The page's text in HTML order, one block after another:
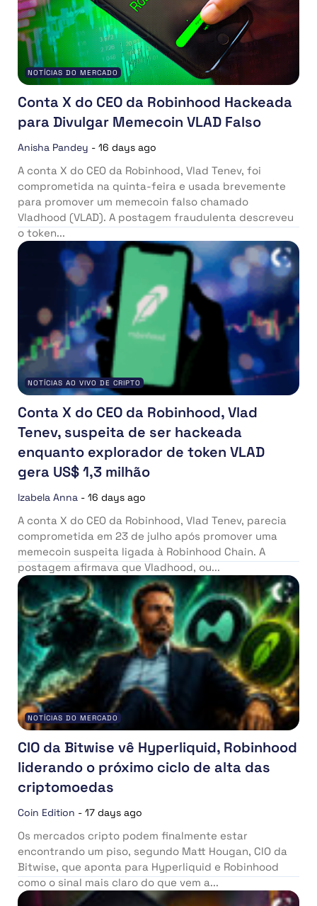
NOTÍCIAS DO MERCADO
Conta X do CEO da Robinhood Hackeada
para Divulgar Memecoin VLAD Falso
Anisha Pandey - 16 days ago
A conta X do CEO da Robinhood, Vlad Tenev, foi
comprometida na quinta-feira e usada brevemente
para promover um memecoin falso chamado
Vladhood (VLAD). A postagem fraudulenta descreveu
o token...
NOTÍCIAS AO VIVO DE CRIPTO
Conta X do CEO da Robinhood, Vlad
Tenev, suspeita de ser hackeada
enquanto explorador de token VLAD
gera US$ 1,3 milhão
Izabela Anna - 16 days ago
A conta X do CEO da Robinhood, Vlad Tenev, parecia
comprometida em 23 de julho após promover uma
memecoin suspeita ligada à Robinhood Chain. A
postagem afirmava que Vladhood, ou...
NOTÍCIAS DO MERCADO
CIO da Bitwise vê Hyperliquid, Robinhood
liderando o próximo ciclo de alta das
criptomoedas
Coin Edition - 17 days ago
Os mercados cripto podem finalmente estar
encontrando um piso, segundo Matt Hougan, CIO da
Bitwise, que aponta para Hyperliquid e Robinhood
como o sinal mais claro do que vem a...